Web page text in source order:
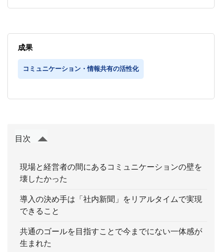
成果
コミュニケーション・情報共有の活性化
目次
現場と経営者の間にあるコミュニケーションの壁を
壊したかった
導入の決め手は「社内新聞」をリアルタイムで実現
できること
共通のゴールを目指すことで今までにない一体感が
生まれた